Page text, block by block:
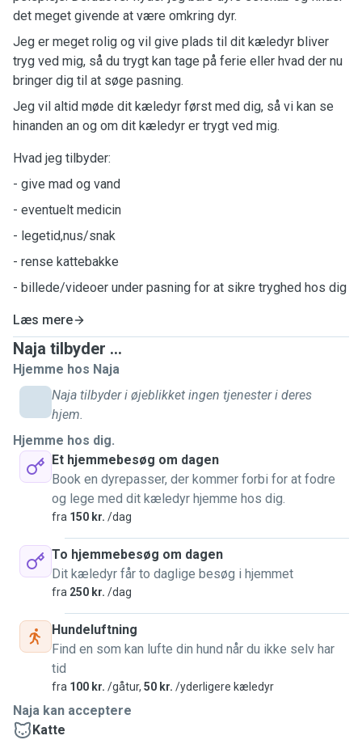
det meget givende at være omkring dyr.
Jeg er meget rolig og vil give plads til dit kæledyr bliver
tryg ved mig, så du trygt kan tage på ferie eller hvad der nu
bringer dig til at søge pasning.
Jeg vil altid møde dit kæledyr først med dig, så vi kan se
hinanden an og om dit kæledyr er trygt ved mig.
Hvad jeg tilbyder:
- give mad og vand
- eventuelt medicin
- legetid,nus/snak
- rense kattebakke
- billede/videoer under pasning for at sikre tryghed hos dig
Læs mere
Naja tilbyder ...
Hjemme hos Naja
Naja tilbyder i øjeblikket ingen tjenester i deres
hjem.
Hjemme hos dig.
Et hjemmebesøg om dagen
Book en dyrepasser, der kommer forbi for at fodre
og lege med dit kæledyr hjemme hos dig.
fra 150 kr. /dag
To hjemmebesøg om dagen
Dit kæledyr får to daglige besøg i hjemmet
fra 250 kr. /dag
Hundeluftning
Find en som kan lufte din hund når du ikke selv har
tid
fra 100 kr. /gåtur, 50 kr. /yderligere kæledyr
Naja kan acceptere
Katte